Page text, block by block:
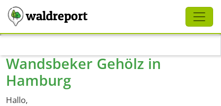
waldreport
Wandsbeker Gehölz in
Hamburg
Hallo,
Schliessen